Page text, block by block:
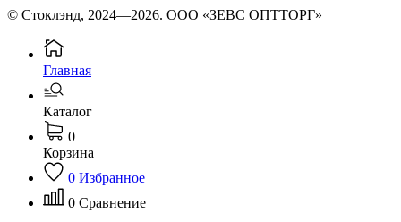
© Стоклэнд, 2024—2026. ООО «ЗЕВС ОПТТОРГ»
Главная
Каталог
0
Корзина
0 Избранное
0 Сравнение